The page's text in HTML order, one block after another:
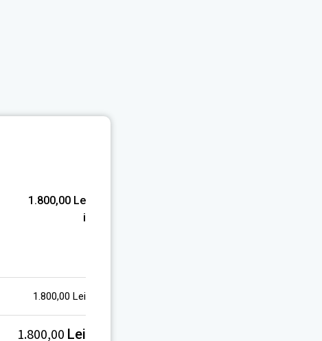
1.800,00 Le
I
1.800,00 Lei
1.800,00 Lei